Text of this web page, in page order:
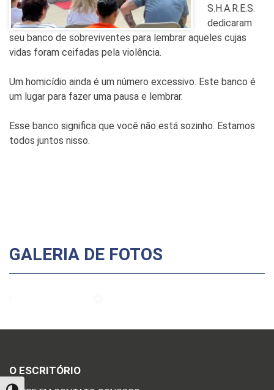
S.H.A.R.E.S.
dedicaram
seu banco de sobreviventes para lembrar aqueles cujas
vidas foram ceifadas pela violência.
Um homicídio ainda é um número excessivo. Este banco é
um lugar para fazer uma pausa e lembrar.
Esse banco significa que você não está sozinho. Estamos
todos juntos nisso.
GALERIA DE FOTOS
O ESCRITÓRIO